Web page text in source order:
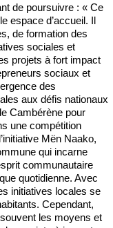
de poursuivre : « Ce
espace d’accueil. Il
de formation des
sociales et
projets à fort impact
sociaux et
des
aux défis nationaux
Cambérène pour
une compétition
Mën Naako,
qui incarne
communautaire
quotidienne. Avec
initiatives locales se
Cependant,
les moyens et